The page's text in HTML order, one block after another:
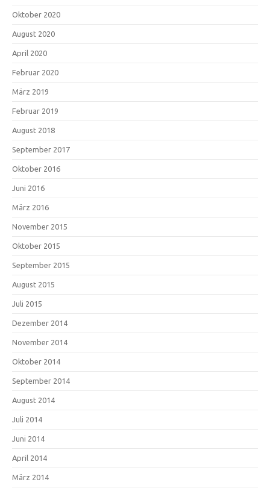
Oktober 2020
August 2020
April 2020
Februar 2020
März 2019
Februar 2019
August 2018
September 2017
Oktober 2016
Juni 2016
März 2016
November 2015
Oktober 2015
September 2015
August 2015
Juli 2015
Dezember 2014
November 2014
Oktober 2014
September 2014
August 2014
Juli 2014
Juni 2014
April 2014
März 2014